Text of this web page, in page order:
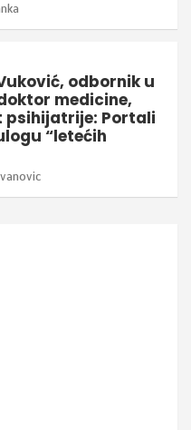
odbornik u
medicine,
psihijatrije: Portali
“letećih